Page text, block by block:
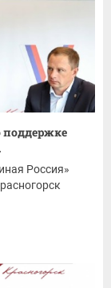
поддержке
Россия»